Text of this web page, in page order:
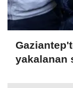
yakalanan